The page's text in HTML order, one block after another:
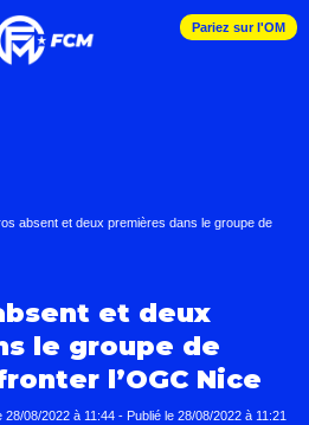
Pariez sur l'OM
absent et deux premières dans le groupe de
et deux
le groupe de
l’OGC Nice
28/08/2022 à 11:44 - Publié le 28/08/2022 à 11:21